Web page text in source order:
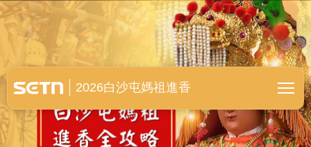
白沙屯媽祖進香全紀錄
2026白沙屯媽祖進香